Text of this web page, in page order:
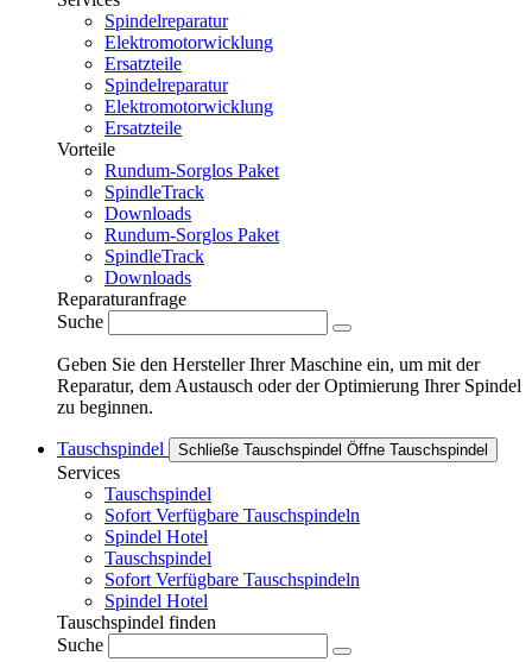
Spindelreparatur
Elektromotorwicklung
Ersatzteile
Spindelreparatur
Elektromotorwicklung
Ersatzteile
Vorteile
Rundum-Sorglos Paket
SpindleTrack
Downloads
Rundum-Sorglos Paket
SpindleTrack
Downloads
Reparaturanfrage
Suche
Geben Sie den Hersteller Ihrer Maschine ein, um mit der
Reparatur, dem Austausch oder der Optimierung Ihrer Spindel
zu beginnen.
Tauschspindel Schließe Tauschspindel Öffne Tauschspindel
Services
Tauschspindel
Sofort Verfügbare Tauschspindeln
Spindel Hotel
Tauschspindel
Sofort Verfügbare Tauschspindeln
Spindel Hotel
Tauschspindel finden
Suche